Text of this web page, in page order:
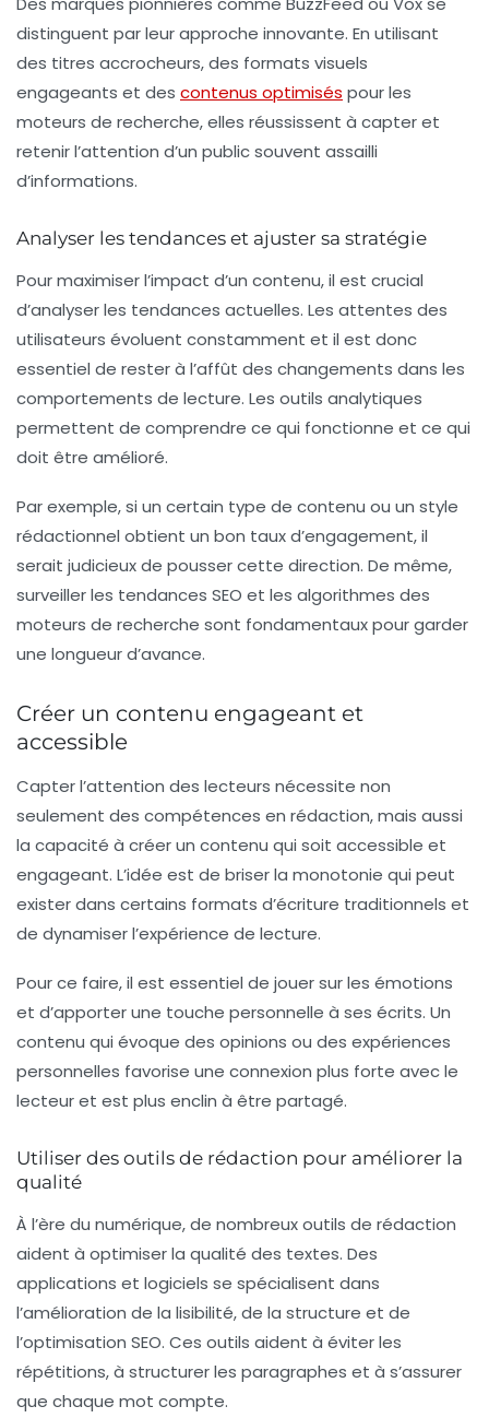
distinguent par leur approche innovante. En utilisant
des titres accrocheurs, des formats visuels
engageants et des contenus optimisés pour les
moteurs de recherche, elles réussissent à capter et
retenir l’attention d’un public souvent assailli
d’informations.
Analyser les tendances et ajuster sa stratégie
Pour maximiser l’impact d’un contenu, il est crucial
d’analyser les tendances actuelles. Les attentes des
utilisateurs évoluent constamment et il est donc
essentiel de rester à l’affût des changements dans les
comportements de lecture. Les outils analytiques
permettent de comprendre ce qui fonctionne et ce qui
doit être amélioré.
Par exemple, si un certain type de contenu ou un style
rédactionnel obtient un bon taux d’engagement, il
serait judicieux de pousser cette direction. De même,
surveiller les tendances SEO et les algorithmes des
moteurs de recherche sont fondamentaux pour garder
une longueur d’avance.
Créer un contenu engageant et
accessible
Capter l’attention des lecteurs nécessite non
seulement des compétences en rédaction, mais aussi
la capacité à créer un contenu qui soit accessible et
engageant. L’idée est de briser la monotonie qui peut
exister dans certains formats d’écriture traditionnels et
de dynamiser l’expérience de lecture.
Pour ce faire, il est essentiel de jouer sur les émotions
et d’apporter une touche personnelle à ses écrits. Un
contenu qui évoque des opinions ou des expériences
personnelles favorise une connexion plus forte avec le
lecteur et est plus enclin à être partagé.
Utiliser des outils de rédaction pour améliorer la
qualité
À l’ère du numérique, de nombreux outils de rédaction
aident à optimiser la qualité des textes. Des
applications et logiciels se spécialisent dans
l’amélioration de la lisibilité, de la structure et de
l’optimisation SEO. Ces outils aident à éviter les
répétitions, à structurer les paragraphes et à s’assurer
que chaque mot compte.